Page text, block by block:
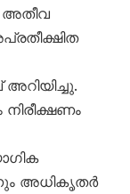
അധികൃതർ